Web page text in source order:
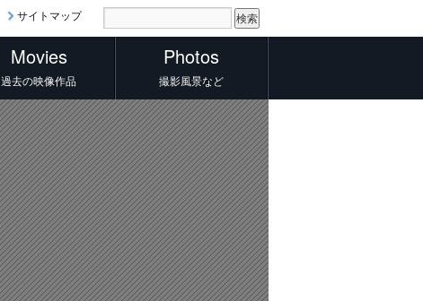
サイトマップ
Movies
過去の映像作品
Photos
撮影風景など